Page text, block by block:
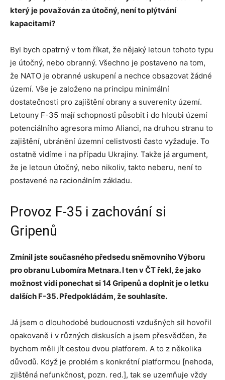
kterýje považován za útočný, neníto plýtvání
kapacitami?
Byl bych opatrný v tom říkat, že nějaký letoun tohoto typu
je útočný, nebo obranný. Všechno je postaveno na tom,
že NATO je obranné uskupení a nechce obsazovat žádné
území. Vše je založeno na principu minimální
dostatečnosti pro zajištění obrany a suverenity území.
Letouny F-35 mají schopnosti působit i do hloubi území
potenciálního agresora mimo Alianci, na druhou stranu to
zajištění, ubránění územní celistvosti často vyžaduje. To
ostatně vidíme i na případu Ukrajiny. Takže já argument,
že je letoun útočný, nebo nikoliv, takto neberu, není to
postavené na racionálním základu.
Provoz F-35 i zachování si
Gripenů
Zmínil jste současného předsedu sněmovního Výboru
pro obranu Lubomíra Metnara. I ten v ČT řekl, že jako
možnost vidíponechat si 14 Gripenů a doplnit je o letku
dalších F-35. Předpokládám, že souhlasíte.
Já jsem o dlouhodobé budoucnosti vzdušných sil hovořil
opakovaně i v různých diskusích a jsem přesvědčen, že
bychom měli jít cestou dvou platforem. A to z několika
důvodů. Když je problém s konkrétní platformou [nehoda,
zjištěná nefunkčnost, pozn. red.], tak se uzemňuje vždy